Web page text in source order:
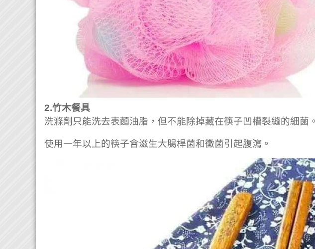
2.竹木餐具
洗滌劑只能洗去表麵油脂，但不能除掉藏在筷子凹槽裂縫的細菌。
使用一年以上的筷子會滋生大腸桿菌和黴菌引起腹瀉。